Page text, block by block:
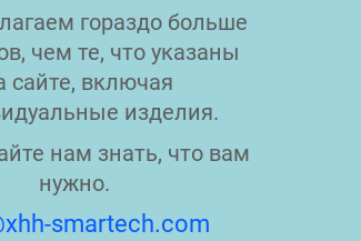
плунжера совместимое с Waters HPLC –
Уплотнение
гораздо больше
чем те, что указаны
сайте, включая
изделия.
нам знать, что вам
нужно.
smartech.com